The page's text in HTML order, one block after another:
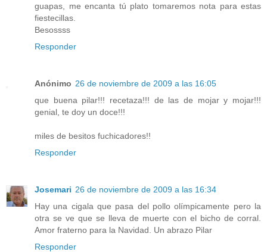
guapas, me encanta tú plato tomaremos nota para estas
fiestecillas.
Besossss
Responder
Anónimo 26 de noviembre de 2009 a las 16:05
que buena pilar!!! recetaza!!! de las de mojar y mojar!!!
genial, te doy un doce!!!
miles de besitos fuchicadores!!
Responder
Josemari 26 de noviembre de 2009 a las 16:34
Hay una cigala que pasa del pollo olímpicamente pero la
otra se ve que se lleva de muerte con el bicho de corral.
Amor fraterno para la Navidad. Un abrazo Pilar
Responder